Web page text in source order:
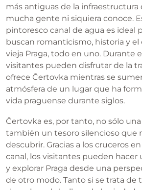
más antiguas de la infraestructura
mucha gente ni siquiera conoce.
pintoresco canal de agua es ideal
buscan romanticismo, historia y el
vieja Praga, todo en uno. Durante
visitantes pueden disfrutar de la
ofrece Čertovka mientras se
atmósfera de un lugar que ha
vida praguense durante siglos.
Čertovka es, por tanto, no sólo
también un tesoro silencioso que
descubrir. Gracias a los cruceros
canal, los visitantes pueden hacer
y explorar Praga desde una
de otro modo. Tanto si se trata de